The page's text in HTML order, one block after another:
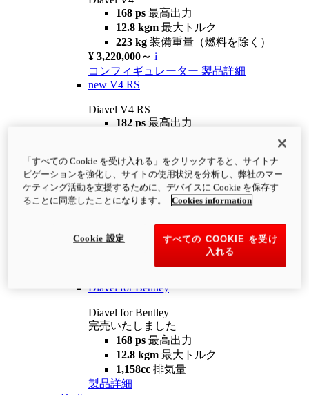
168 ps 最高出力
12.8 kgm 最大トルク
223 kg 装備重量（燃料を除く）
¥ 3,220,000～ i
コンフィギュレーター 製品詳細
new V4 RS
Diavel V4 RS
182 ps 最高出力
¥4,400,000 i
コンフィギュレーター 製品詳細
newV4 RS 100
12.2 kgm
最大トルク
装備重量（燃料を除く）
Diavel for Bentley
Diavel for Bentley
完売いたしました
168 ps 最高出力
12.8 kgm 最大トルク
1,158cc 排気量
製品詳細
「すべての Cookie を受け入れる」をクリックすると、サイトナ
ビゲーションを強化し、サイトの使用状況を分析し、弊社のマー
ケティング活動を支援するために、デバイスに Cookie を保存す
ることに同意したことになります。
Cookies information
すべての COOKIE を受け
入れる
Cookie 設定